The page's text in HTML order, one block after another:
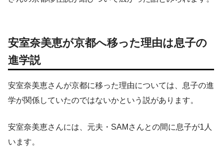
安室奈美恵が京都へ移った理由は息子の
進学説
安室奈美恵さんが京都に移った理由については、息子の進
学が関係していたのではないかという説があります。
安室奈美恵さんには、元夫・SAMさんとの間に息子が1人
います。